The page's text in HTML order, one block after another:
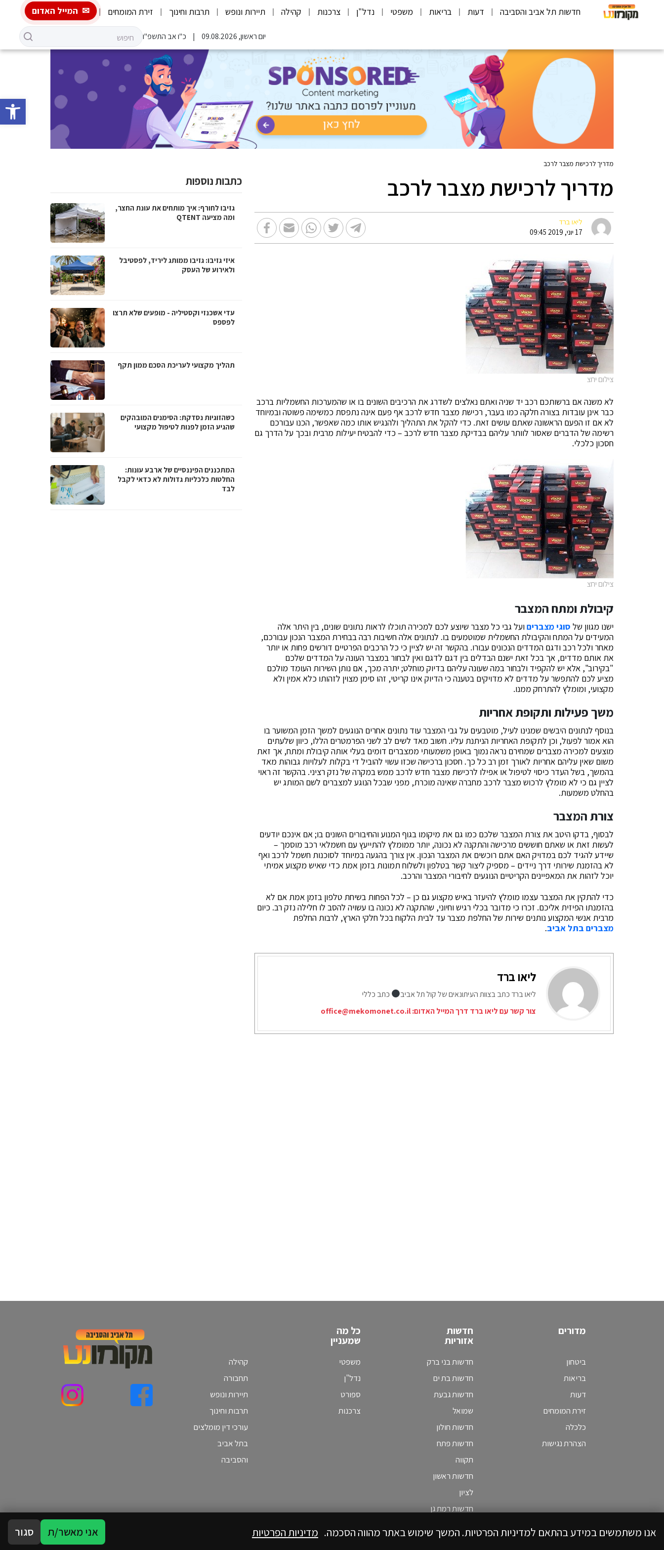
פתח
חדשות תל אביב והסביבה דעות בריאות משפטי נדל"ן צרכנות קהילה תיירות ונופש תרבות וחינוך זירת המומחים המייל האדום
יום ראשון, 09.08.2026 כ"ו אב התשפ"ו
מדריך לרכישת מצבר לרכב
מדריך לרכישת מצבר לרכב
ליאו ברד
17 יוני, 2019 09:45
צילום יחצ
לא משנה אם ברשותכם רכב יד שניה ואתם נאלצים לשדרג את הרכיבים השונים בו או שהמערכות החשמליות ברכב
כבר אינן עובדות בצורה חלקה כמו בעבר, רכישת מצבר חדש לרכב אף פעם אינה נתפסת כמשימה פשוטה ובמיוחד
לא אם זו הפעם הראשונה שאתם עושים זאת. כדי להקל את התהליך ולהנגיש אותו כמה שאפשר, הכנו עבורכם
רשימה של הדברים שאסור לוותר עליהם בבדיקת מצבר חדש לרכב – כדי להבטיח יעילות מרבית ובכך על הדרך גם
חסכון כלכלי.
צילום יחצ
קיבולת ומתח המצבר
ישנו מגוון של סוגי מצבריםועל גבי כל מצבר שיוצע לכם למכירה תוכלו לראות נתונים שונים, בין היתר אלה
המעידים על המתח והקיבולת החשמלית שמוטמעים בו. לנתונים אלה חשיבות רבה בבחירת המצבר הנכון עבורכם,
מאחר ולכל רכב ודגם המדדים הנכונים עבורו. בהקשר זה יש לציין כי כל הרכבים הפרטיים דורשים פחות או יותר
את אותם מדדים, אך בכל זאת ישנם הבדלים בין דגם לדגם ואין לבחור במצבר העונה על המדדים שלכם
"בקירוב", אלא יש להקפיד ולבחור במה שעונה עליהם בדיוק מוחלט; יתרה מכך, אם נותן השירות העומד מולכם
מציע לכם להתפשר על מדדים לא מדויקים בטענה כי הדיוק אינו קריטי, זהו סימן מצוין לזהותו כלא אמין ולא
מקצועי, ומומלץ להתרחק ממנו.
משך פעילות ותקופת אחריות
בנוסף לנתונים היבשים שמנינו לעיל, מוטבעים על גבי המצבר עוד נתונים אחרים הנוגעים למשך הזמן המשוער בו
הוא אמור לפעול, וכן לתקופת האחריות הניתנת עליו. חשוב מאד לשים לב לשני הפרמטרים הללו, כיוון שלעתים
מוצעים למכירה מצברים שמחירם נראה נמוך באופן משמעותי ממצברים דומים בעלי אותה קיבולת ומתח, אך זאת
משום שאין עליהם אחריות לאורך זמן רב כל כך. חסכון ברכישה שכזו עשוי להוביל די בקלות לעלויות גבוהות מאד
בהמשך, בשל העדר כיסוי לטיפול או אפילו לרכישת מצבר חדש לרכב ממש במקרה של נזק רציני. בהקשר זה ראוי
לציין גם כי לא מומלץ לרכוש מצבר לרכב מחברה שאינה מוכרת, מפני שבכל הנוגע למצברים לשם המותג יש
בהחלט משמעות.
צורת המצבר
לבסוף, בדקו היטב את צורת המצבר שלכם כמו גם את מיקומו בגוף המנוע והחיבורים השונים בו; אם אינכם יודעים
לעשות זאת או שאתם חוששים מרכישה והתקנה לא נכונה, יותר ממומלץ להתייעץ עם חשמלאי רכב מוסמך –
שיידע להגיד לכם במדויק האם אתם רוכשים את המצבר הנכון. אין צורך בהגעה במיוחד לסוכנות חשמל לרכב ואף
לא בהזמנת שירותי דרך ניידים – מספיק ליצור קשר בטלפון ולשלוח תמונות בזמן אמת כדי שאיש מקצוע אמיתי
יוכל לזהות את המאפיינים הקריטיים הנוגעים לחיבורי המצבר והרכב.
כדי להתקין את המצבר עצמו מומלץ להיעזר באיש מקצוע גם כן – לכל הפחות בשיחת טלפון בזמן אמת אם לא
בהזמנתו הפיזית אליכם. זכרו כי מדובר בכלי רגיש וחיוני, שהתקנה לא נכונה בו עשויה להסב לו חלילה נזק רב. כיום
מרבית אנשי המקצוע נותנים שירות של החלפת מצבר עד לבית הלקוח בכל חלקי הארץ, לרבות החלפת
מצברים בתל אביב.
ליאו ברד
ליאו ברד כתב בצוות העיתונאים של קול תל אביב
כתב כללי
צור קשר עם ליאו ברד דרך המייל האדום:office@mekomonet.co.il
כתבות נוספות
גזיבו לחורף: איך מותחים את עונת החצר,
ומה מציעה QTENT
איזי גזיבו: גזיבו ממותג ליריד, לפסטיבל
ולאירוע של העסק
עדי אשכנזי וקסטיליה - מופעים שלא תרצו
לפספס
תהליך מקצועי לעריכת הסכם ממון תקף
כשהזוגיות נסדקת: הסימנים המובהקים
שהגיע הזמן לפנות לטיפול מקצועי
המתכננים הפיננסיים של ארבע עונות:
החלטות כלכליות גדולות לא כדאי לקבל
לבד
מדורים
ביטחון
בריאות
דעות
זירת המומחים
כלכלה
הצהרת נגישות
חדשות
אזוריות
חדשות בני ברק
חדשות בת ים
חדשות גבעת
שמואל
חדשות חולון
חדשות פתח
תקווה
חדשות ראשון
לציון
חדשות רמת גן
כל מה
שמעניין
משפטי
נדל"ן
ספורט
צרכנות
קהילה
תחבורה
תיירות ונופש
תרבות וחינוך
עורכי דין מומלצים
בתל אביב
והסביבה
אנו משתמשים במידע בהתאם למדיניות הפרטיות. המשך שימוש באתר מהווה הסכמה. מדיניות הפרטיות אני מאשר/ת סגור